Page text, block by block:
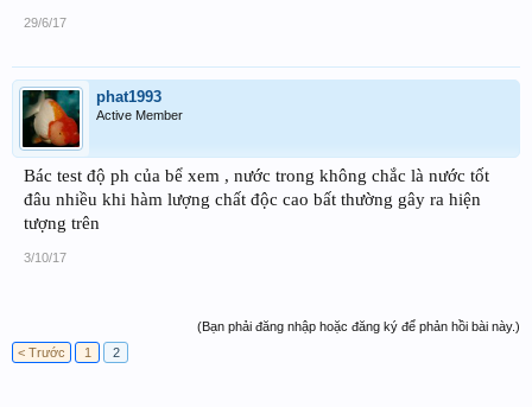
29/6/17
phat1993
Active Member
Bác test độ ph của bể xem , nước trong không chắc là nước tốt
đâu nhiều khi hàm lượng chất độc cao bất thường gây ra hiện
tượng trên
3/10/17
(Bạn phải đăng nhập hoặc đăng ký để phản hồi bài này.)
< Trước
1 2